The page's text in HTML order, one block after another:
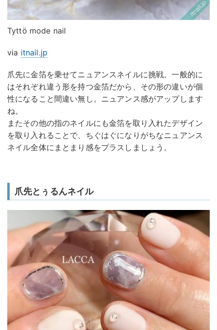
Tyttö mode nail
via itnail.jp
爪先に金箔を乗せてニュアンスネイルに挑戦。一般的に
はそれぞれ違う形を持つ金箔だから、その形の違いが個
性になること間違い無し。ニュアンス感がアップします
ね。
またその他の指のネイルにも金箔を取り入れたデザイン
を取り入れることで、ちぐはぐになりがちなニュアンス
ネイル全体にまとまり感をプラスしましょう。
爪先とぅるんネイル